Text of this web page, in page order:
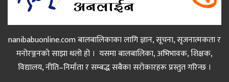
nanibabuonline.com बालबालिकाका लागि ज्ञान, सूचना, सृजनात्मकता र
मनोरञ्जनको साझा थलो हो । यसमा बालबालिका, अभिभावक, शिक्षक,
विद्यालय, नीति–निर्माता र सम्बद्ध सबैका सरोकारहरू प्रस्तुत गरिन्छ ।